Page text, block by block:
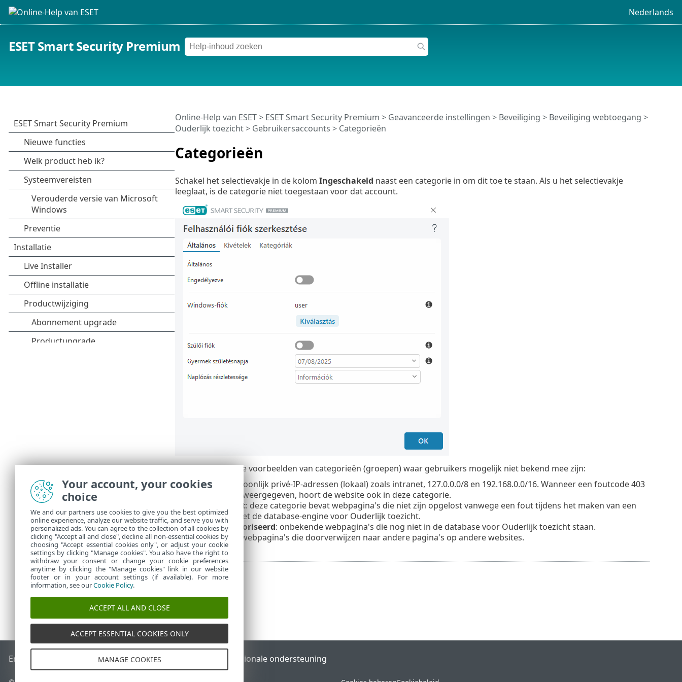
Nederlands
ESET Smart Security Premium
Categorieën
Online-Help van ESET> ESET Smart Security Premium > Geavanceerde instellingen > Beveiliging > Beveiliging webtoegang >
Ouderlijk toezicht> Gebruikersaccounts > Categorieën
Schakel het selectievakje in de kolom Ingeschakeld naast een categorie in om dit toe te staan. Als u het selectievakje
leeglaat, is de categorie niet toegestaan voor dat account.
Hier volgen enkele voorbeelden van categorieën (groepen) waar gebruikers mogelijk niet bekend mee zijn:
• Overige
: gewoonlijk privé-IP-adressen (lokaal) zoals intranet, 127.0.0.0/8 en 192.168.0.0/16. Wanneer een foutcode 403
of 404 wordt weergegeven, hoort de website ook in deze categorie.
Niet opgelost: deze categorie bevat webpagina's die niet zijn opgelost vanwege een fout tijdens het maken van een
verbinding met de database-engine voor Ouderlijk toezicht.
• Niet gecategoriseerd: onbekende webpagina's die nog niet in de database voor Ouderlijk toezicht staan.
• Dynamisch : webpagina's die doorverwijzen naar andere pagina's op andere websites.
End of Life ESET KennisbankESET-forumESET Status Portal Regionale ondersteuning
Your account, your cookies
choice
We and our partners use cookies to give you the best optimized
online experience, analyze our website traffic, and serve you with
personalized ads. You can agree to the collection of all cookies by
clicking "Accept all and close", decline all non-essential cookies by
choosing "Accept essential cookies only", or adjust your cookie
settings by clicking "Manage cookies". You also have the right to
withdraw your consent or change your cookie preferences
anytime by clicking the "Manage cookies" link in our website
footer or in your account settings (if available). For more
information, see ourCookie Policy.
ACCEPT ALL AND CLOSE
ACCEPT ESSENTIAL COOKIES ONLY
MANAGE COOKIES